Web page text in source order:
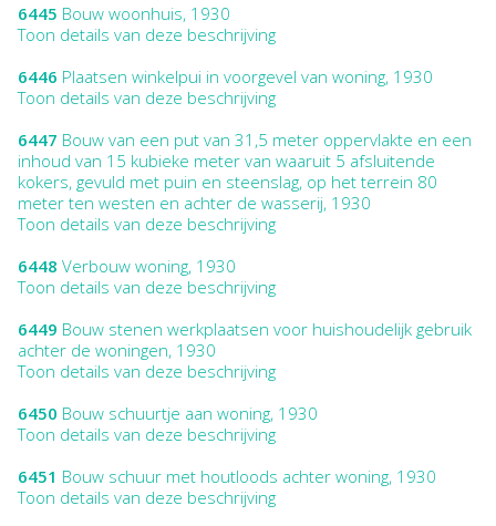
6445 Bouw woonhuis, 1930
Toon details van deze beschrijving
6446 Plaatsen winkelpui in voorgevel van woning, 1930
Toon details van deze beschrijving
6447 Bouw van een put van 31,5 meter oppervlakte en een
inhoud van 15 kubieke meter van waaruit 5 afsluitende
kokers, gevuld met puin en steenslag, op het terrein 80
meter ten westen en achter de wasserij, 1930
Toon details van deze beschrijving
6448 Verbouw woning, 1930
Toon details van deze beschrijving
6449 Bouw stenen werkplaatsen voor huishoudelijk gebruik
achter de woningen, 1930
Toon details van deze beschrijving
6450 Bouw schuurtje aan woning, 1930
Toon details van deze beschrijving
6451 Bouw schuur met houtloods achter woning, 1930
Toon details van deze beschrijving